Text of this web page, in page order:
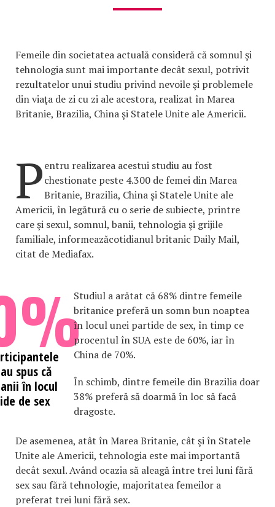
Femeile din societatea actuală consideră că somnul şi
tehnologia sunt mai importante decât sexul, potrivit
rezultatelor unui studiu privind nevoile şi problemele
din viaţa de zi cu zi ale acestora, realizat în Marea
Britanie, Brazilia, China şi Statele Unite ale Americii.
Pentru realizarea acestui studiu au fost
chestionate peste 4.300 de femei din Marea
Britanie, Brazilia, China şi Statele Unite ale
Americii, în legătură cu o serie de subiecte, printre
care şi sexul, somnul, banii, tehnologia şi grijile
familiale, informeazăcotidianul britanic Daily Mail,
citat de Mediafax.
spus că
în locul
de sex
Studiul a arătat că 68% dintre femeile
britanice preferă un somn bun noaptea
în locul unei partide de sex, în timp ce
procentul în SUA este de 60%, iar în
China de 70%.
În schimb, dintre femeile din Brazilia doar
38% preferă să doarmă în loc să facă
dragoste.
De asemenea, atât în Marea Britanie, cât şi în Statele
Unite ale Americii, tehnologia este mai importantă
decât sexul. Având ocazia să aleagă între trei luni fără
sex sau fără tehnologie, majoritatea femeilor a
preferat trei luni fără sex.